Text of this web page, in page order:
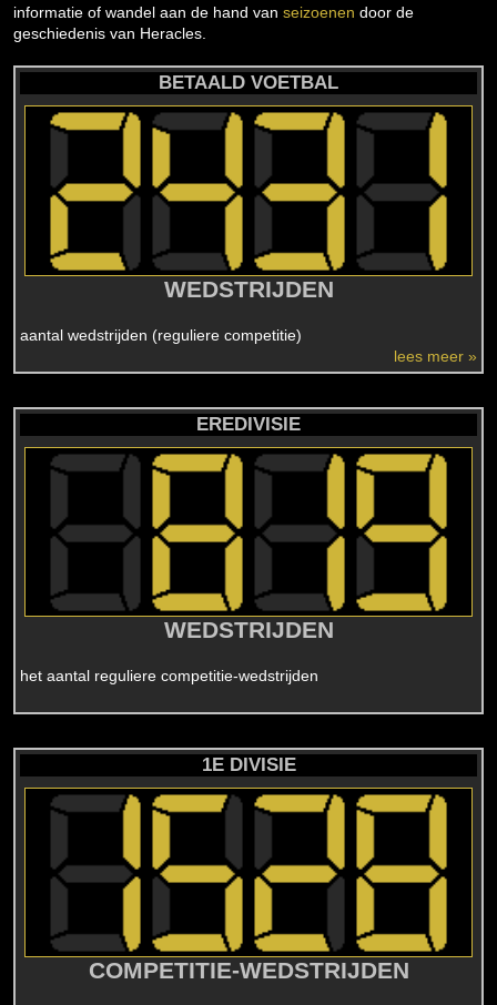
informatie of wandel aan de hand van seizoenen door de
geschiedenis van Heracles.
BETAALD VOETBAL
WEDSTRIJDEN
aantal wedstrijden (reguliere competitie)
lees meer »
EREDIVISIE
WEDSTRIJDEN
het aantal reguliere competitie-wedstrijden
1E DIVISIE
COMPETITIE-WEDSTRIJDEN